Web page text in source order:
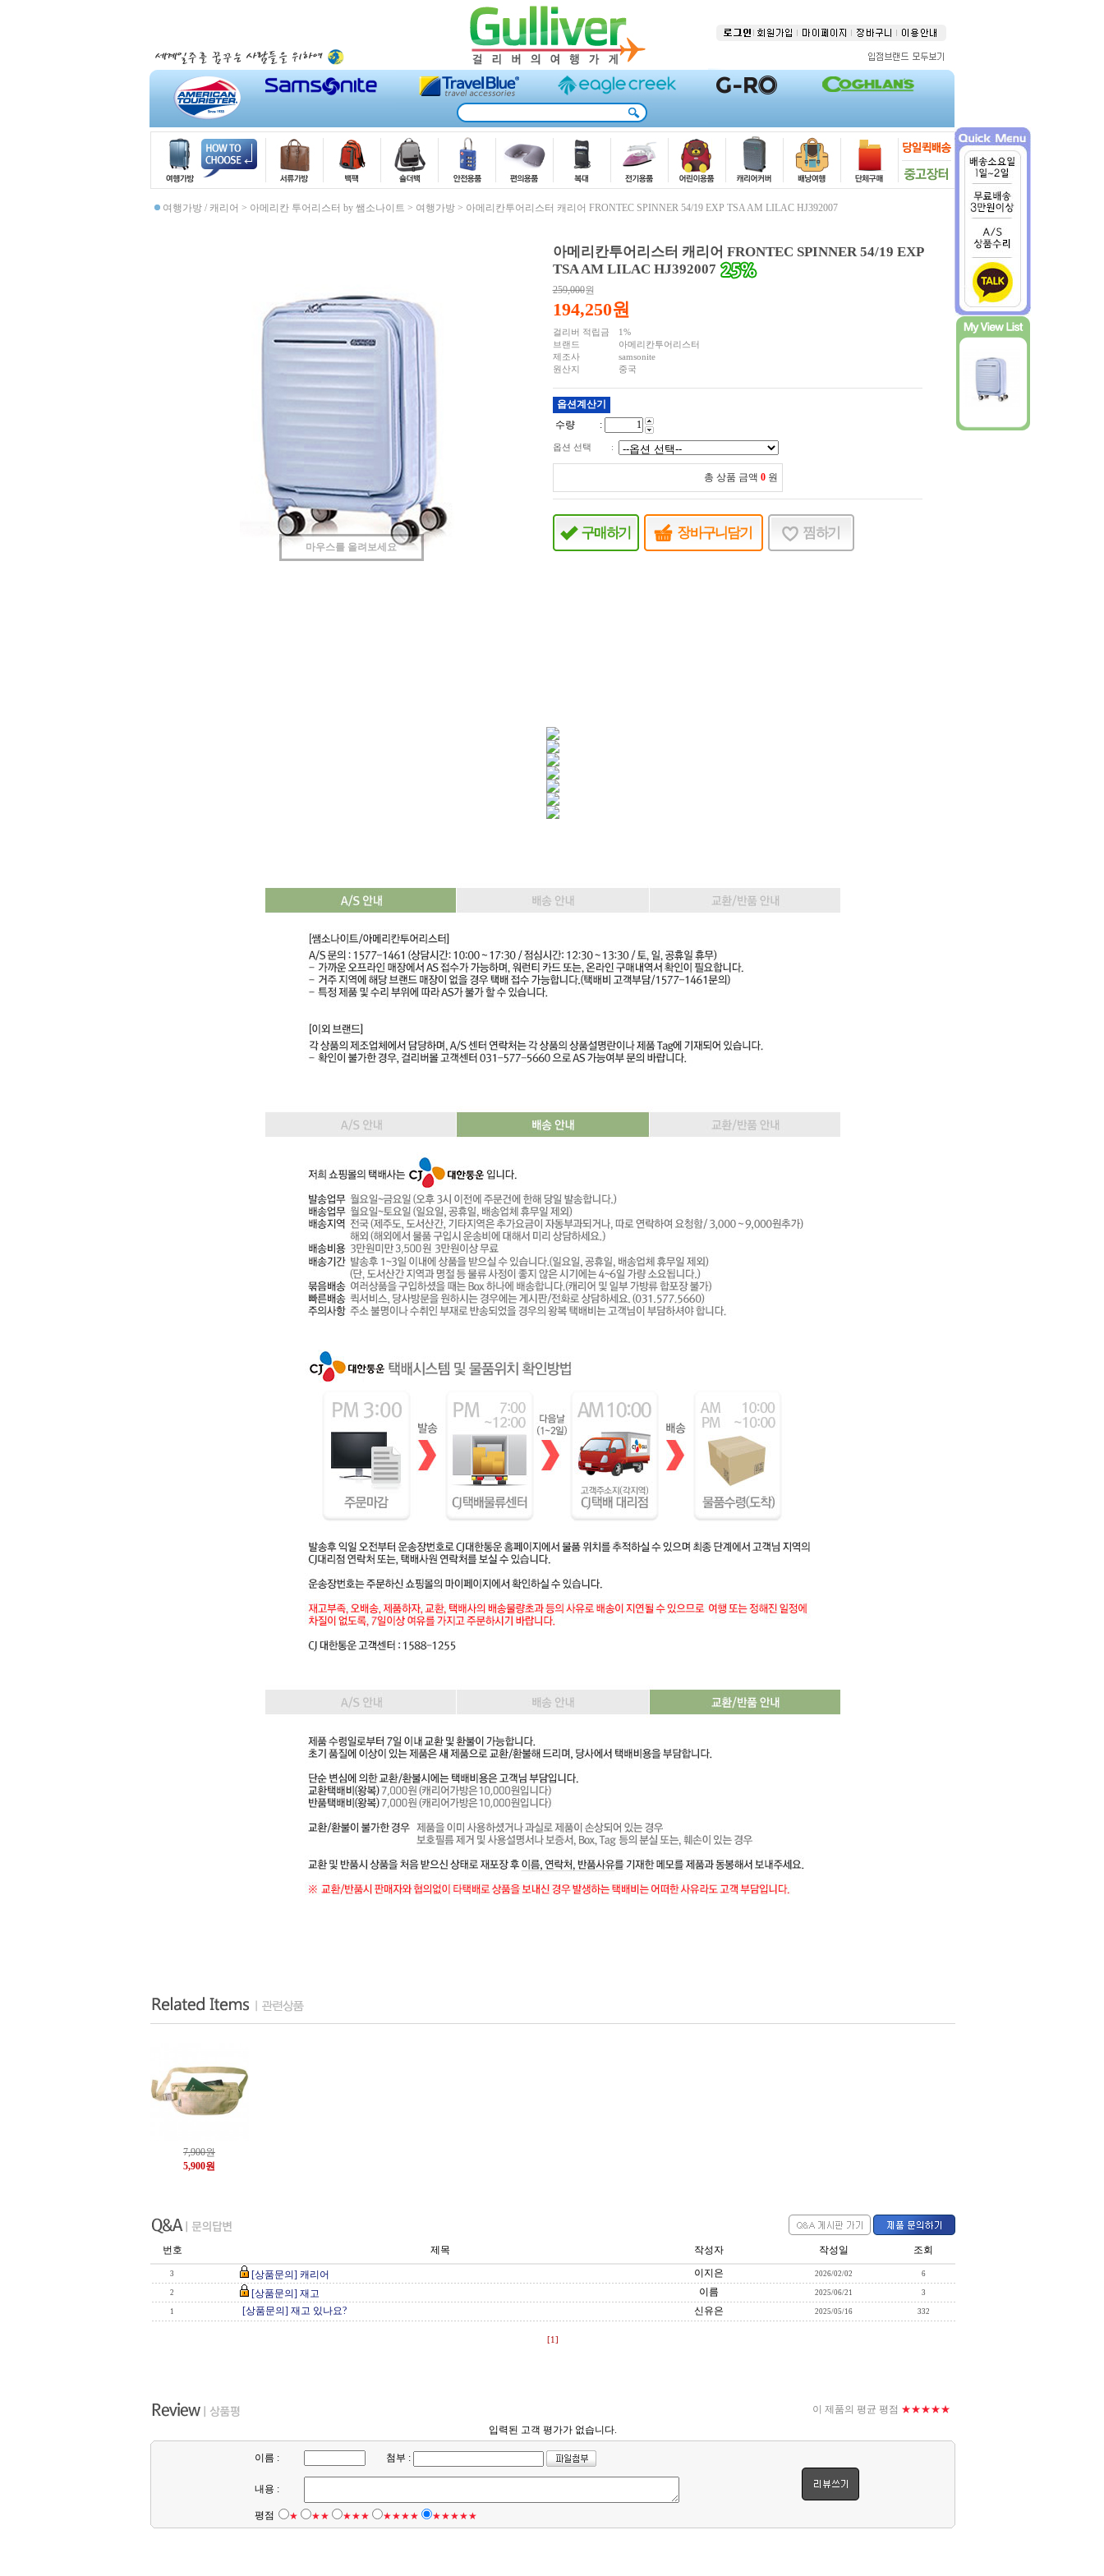
여행가방 / 캐리어 > 아메리칸 투어리스터 by 쌤소나이트 > 여행가방 > 아메리칸투어리스터 캐리어 FRONTEC SPINNER 54/19 EXP TSA AM LILAC HJ392007
마우스를 올려보세요
아메리칸투어리스터 캐리어 FRONTEC SPINNER 54/19 EXP
TSA AM LILAC HJ392007
259,000원
194,250원
걸리버 적립금
1%
브랜드
아메리칸투어리스터
제조사
samsonite
원산지
중국
옵션계산기
수량 :
옵션 선택 :
총 상품 금액 0 원
7,900원
5,900원
번호 제목 작성자 작성일 조회
3 [상품문의] 캐리어 이지은 2026/02/02 6
2 [상품문의] 재고 이름 2025/06/21 3
1 [상품문의] 재고 있나요? 신유은 2025/05/16 332
[1]
이 제품의 평균 평점 ★★★★★
입력된 고객 평가가 없습니다.
이름 : 첨부 :
내용 :
평점 ★ ★★ ★★★ ★★★★ ★★★★★